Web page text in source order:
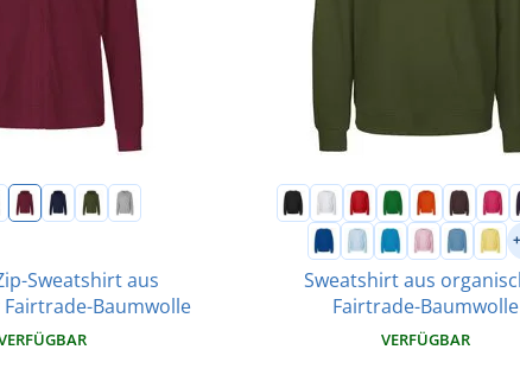
Sweatshirt aus
Baumwolle
Sweatshirt aus
Fairtrade-Baumwolle
VERFÜGBAR